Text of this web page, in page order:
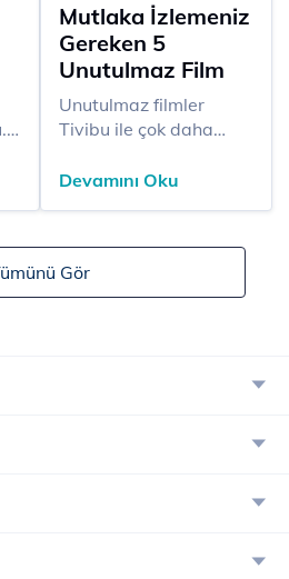
Mutlaka İzlemeniz
Gereken 5
Unutulmaz Film
Unutulmaz filmler
Tivibu ile çok daha
Ülkemizdeki ilk IPTV
yeni nesil TV ve
eğlence platformu
Tivibu, her geçen gün
Devamını Oku
Gör